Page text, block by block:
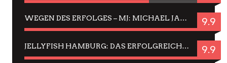
WEGEN DES ERFOLGES – MJ: MICHAEL JACKSON MUSICAL IN EINER MATINEE SEHEN 9.9
JELLYFISH HAMBURG: DAS ERFOLGREICHE SOMMER-MENÜ 2025 IN GEFÜHLEN UND BILDERN 9.9